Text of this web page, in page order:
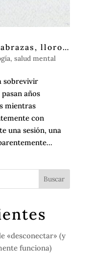
lloro…
, salud mental
sobrevivir
años
mientras
con
una sesión, una
«desconectar» (y
funciona)